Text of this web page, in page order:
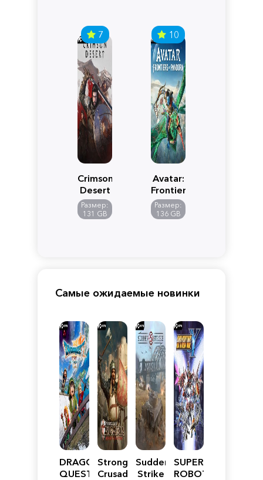
7
Crimson
Desert
Размер:
131 GB
10
Avatar:
Frontiers
of
Pandora
Размер:
136 GB
Самые ожидаемые новинки
DRAGON
QUEST
Stronghold
Crusader:
Sudden
Strike
SUPER
ROBOT